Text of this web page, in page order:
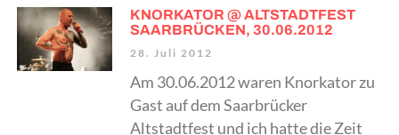
KNORKATOR @ ALTSTADTFEST
SAARBRÜCKEN, 30.06.2012
28. Juli 2012
Am 30.06.2012 waren Knorkator zu
Gast auf dem Saarbrücker
Altstadtfest und ich hatte die Zeit